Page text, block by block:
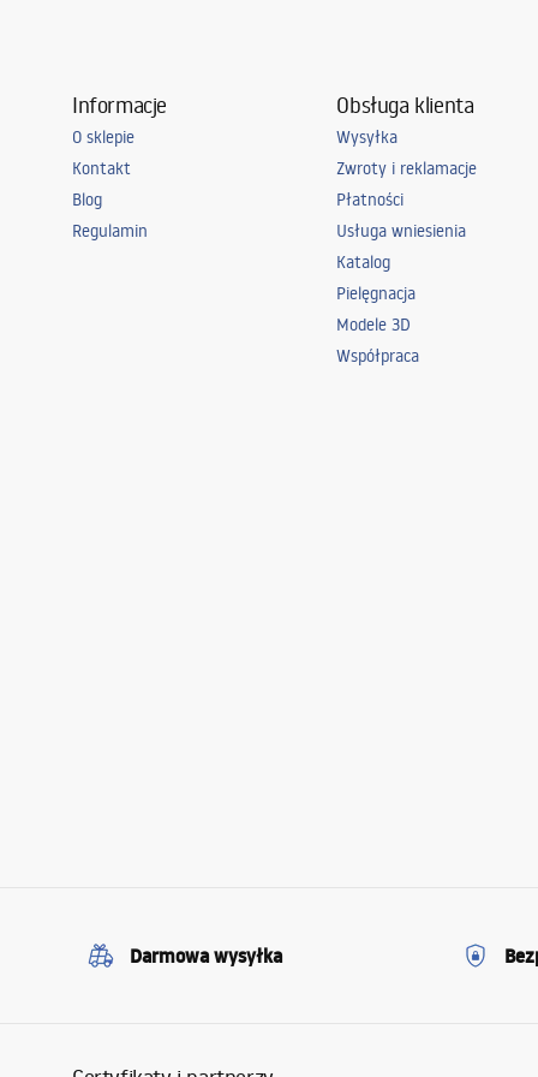
Informacje
O sklepie
Kontakt
Blog
Regulamin
Obsługa klienta
Wysyłka
Zwroty i reklamacje
Płatności
Usługa wniesienia
Katalog
Pielęgnacja
Modele 3D
Współpraca
Darmowa wysyłka